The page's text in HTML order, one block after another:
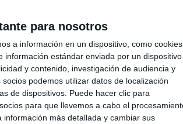
para nosotros
a información en un dispositivo, como
estándar enviada por un dispositivo
y contenido, investigación de audiencia y
podemos utilizar datos de localización
de dispositivos. Puede hacer clic para
para que llevemos a cabo el
más detallada y cambiar sus
15
CANALES TV
789
SIN PARTIDO
GRATUÍTO